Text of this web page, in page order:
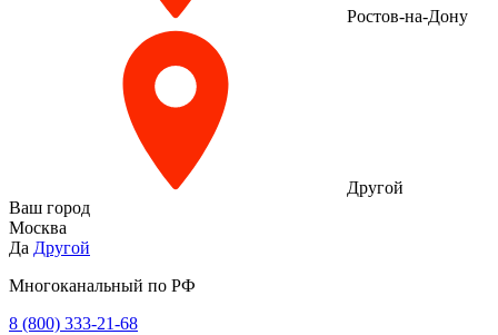
Ростов-на-Дону
Другой
Ваш город
Москва
Да Другой
Многоканальный по РФ
8 (800) 333‑21-68